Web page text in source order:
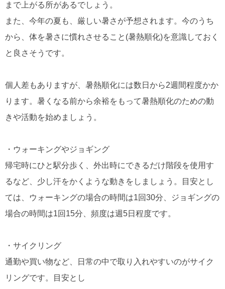
まで上がる所があるでしょう。
また、今年の夏も、厳しい暑さが予想されます。今のうち
から、体を暑さに慣れさせること(暑熱順化)を意識しておく
と良さそうです。
個人差もありますが、暑熱順化には数日から2週間程度かか
ります。暑くなる前から余裕をもって暑熱順化のための動
きや活動を始めましょう。
・ウォーキングやジョギング
帰宅時にひと駅分歩く、外出時にできるだけ階段を使用す
るなど、少し汗をかくような動きをしましょう。目安とし
ては、ウォーキングの場合の時間は1回30分、ジョギングの
場合の時間は1回15分、頻度は週5日程度です。
・サイクリング
通勤や買い物など、日常の中で取り入れやすいのがサイク
リングです。目安とし